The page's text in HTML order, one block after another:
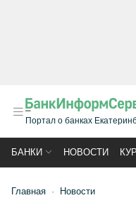
Портал о банках
БАНКИ НОВОСТИ
Главная Новости